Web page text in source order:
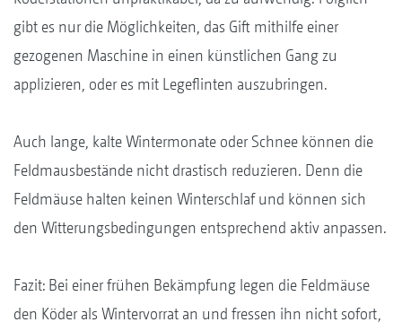
gibt es nur die Möglichkeiten, das Gift mithilfe einer
gezogenen Maschine in einen künstlichen Gang zu
applizieren, oder es mit Legeflinten auszubringen.
Auch lange, kalte Wintermonate oder Schnee können die
Feldmausbestände nicht drastisch reduzieren. Denn die
Feldmäuse halten keinen Winterschlaf und können sich
den Witterungsbedingungen entsprechend aktiv anpassen.
Fazit: Bei einer frühen Bekämpfung legen die Feldmäuse
den Köder als Wintervorrat an und fressen ihn nicht sofort,